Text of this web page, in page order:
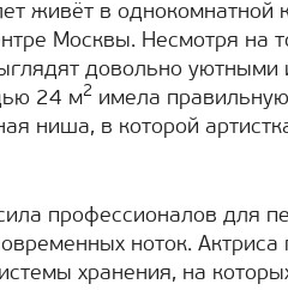
живёт в однокомнатной
Москвы. Несмотря на
довольно
24 м2 имела
ниша, в которой
профессионалов для
ноток. Актриса
хранения, на